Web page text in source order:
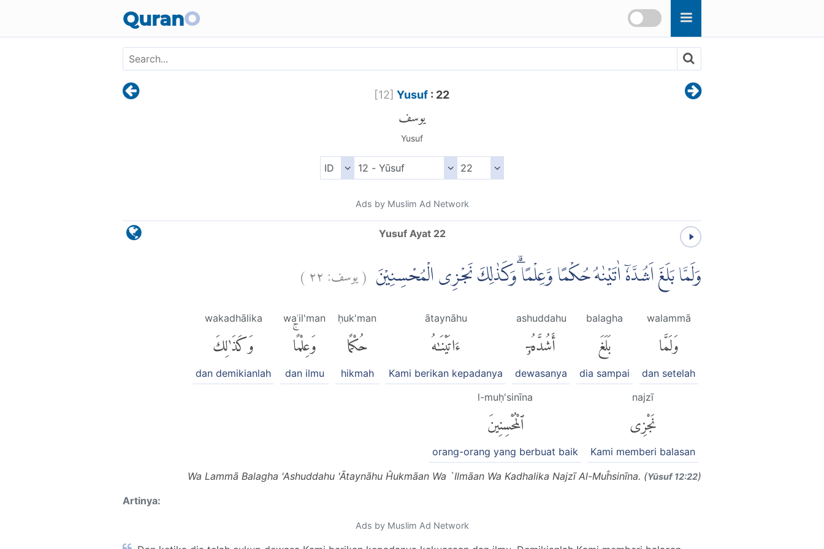
QuranO
[12] Yusuf : 22
يوسف
Yusuf
Ads by Muslim Ad Network
Yusuf Ayat 22
وَلَمَّا بَلَغَ اَشُدَّهٗٓ اٰتَيْنٰهُ حُكْمًا وَّعِلْمًا ۗوَكَذٰلِكَ نَجْزِى الْمُحْسِنِيْنَ (يوسف:٢٢)
walammā
وَلَمَّا
dan setelah
balagha
بَلَغَ
dia sampai
ashuddahu
أَشُدَّهُۥٓ
dewasanya
ātaynāhu
ءَاتَيْنَٰهُ
Kami berikan kepadanya
ḥuk'man
حُكْمًا
hikmah
waʿil'man
وَعِلْمًاۚ
dan ilmu
wakadhālika
وَكَذَٰلِكَ
dan demikianlah
najzī
نَجْزِى
Kami memberi balasan
l-muḥ'sinīna
ٱلْمُحْسِنِينَ
orang-orang yang berbuat baik
Wa Lammā Balagha 'Ashuddahu 'Ātaynāhu Ĥukmāan Wa `Ilmāan Wa Kadhalika Najzī Al-Muĥsinīna. (Yūsuf 12:22)
Artinya:
Ads by Muslim Ad Network